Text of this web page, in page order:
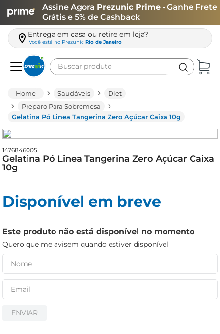
Assine Agora Prezunic Prime • Ganhe Frete
Grátis e 5% de Cashback
Entrega em casa ou retire em loja?
Você está no Prezunic Rio de Janeiro
Buscar produto
Saudáveis
Diet
Preparo Para Sobremesa
Gelatina Pó Linea Tangerina Zero Açúcar Caixa 10g
1476846005
Gelatina Pó Linea Tangerina Zero Açúcar Caixa
10g
Disponível em breve
Este produto não está disponível no momento
Quero que me avisem quando estiver disponível
ENVIAR
leite
queijo
biscoito
iogurte
papel higiênico